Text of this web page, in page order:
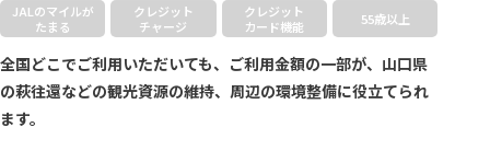
JALのマイルが
たまる
クレジット
チャージ
クレジット
カード機能
55歳以上
全国どこでご利用いただいても、ご利用金額の一部が、山口県
の萩往還などの観光資源の維持、周辺の環境整備に役立てられ
ます。